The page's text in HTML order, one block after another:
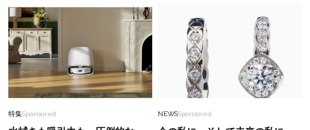
特集Sponsored NEWSSponsored